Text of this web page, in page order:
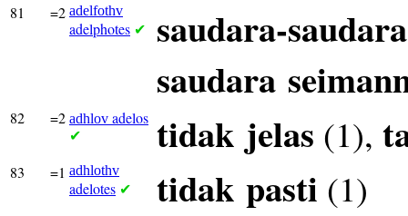
81 =2 adelfothv
adelphotes ✔
saudara-saudara
saudara
82 =2 adhlov adelos
✔ tidak jelas (1),
83 =1 adhlothv
adelotes ✔ tidak pasti (1)